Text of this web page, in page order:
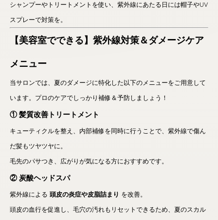
シャンプーやトリートメントを使い、紫外線にあたる日には帽子やUV
スプレーで対策を。
【美容室でできる】紫外線対策＆ダメージケア
メニュー
当サロンでは、夏のダメージに特化した以下のメニューをご用意して
います。プロのケアでしっかり補修＆予防しましょう！
① 髪質改善トリートメント
キューティクルを整え、内部補修を同時に行うことで、紫外線で傷ん
だ髪もツヤツヤに。
毛先のパサつき、広がりが気になる方におすすめです。
② 炭酸ヘッドスパ
紫外線による 頭皮の炎症や皮脂詰まり を改善。
頭皮の血行を促進し、毛穴の汚れもリセットできるため、夏のスカル